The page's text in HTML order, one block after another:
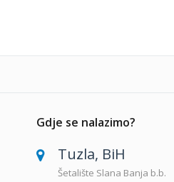
Gdje se nalazimo?
Tuzla, BiH
Šetalište Slana Banja b.b.